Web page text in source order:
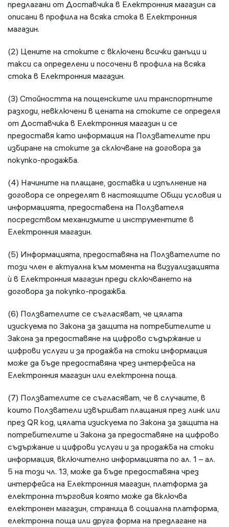
предлагани от Доставчика в Електронния магазин са
описани в профила на всяка стока в Електронния
магазин.
(2) Цените на стоките с включени всички данъци и
такси са определени и посочени в профила на всяка
стока в Електронния магазин.
(3) Стойността на пощенските или транспортните
разходи, невключени в цената на стоките се определя
от Доставчика в Електронния магазин и се
предоставя като информация на Ползвателите при
избиране на стоките за сключване на договора за
покупко-продажба.
(4) Начините на плащане, доставка и изпълнение на
договора се определят в настоящите Общи условия и
информацията, предоставена на Ползвателя
посредством механизмите и инструментите в
Електронния магазин.
(5) Информацията, предоставяна на Ползвателите по
този член е актуална към момента на визуализацията
ѝ в Електронния магазин преди сключването на
договора за покупко-продажба.
(6) Ползвателите се съгласяват, че цялата
изискуема по Закона за защита на потребителите и
Закона за предоставяне на цифрово съдържание и
цифрови услуги и за продажба на стоки информация
може да бъде предоставяна чрез интерфейса на
Електронния магазин или електронна поща.
(7) Ползвателите се съгласяват, че в случаите, в
които Ползватели извършват плащания през линк или
през QR код, цялата изискуема по Закона за защита на
потребителите и Закона за предоставяне на цифрово
съдържание и цифрови услуги и за продажба на стоки
информация, включително информацията по ал. 1 – ал.
5 на този чл. 13, може да бъде предоставяна чрез
интерфейса на Електронния магазин, платформа за
електронна търговия която може да включва
електронен магазин, страница в социална платформа,
електронна поща или друга форма на предлагане на